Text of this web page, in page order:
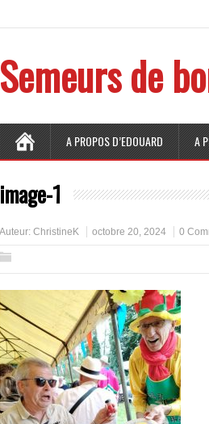
Semeurs de
A PROPOS D’EDOUARD A
image-1
Auteur: ChristineK octobre 20, 2024 0